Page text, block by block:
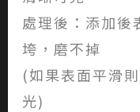
處理後：添加後
垮，磨不掉
(如果表面平滑
光)